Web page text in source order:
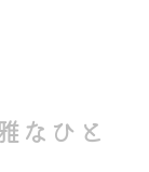
なひと